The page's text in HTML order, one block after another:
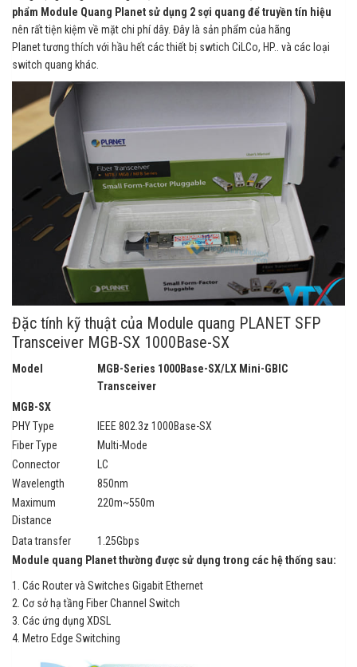
phẩm Module Quang Planet sử dụng 2 sợi quang để truyền tín hiệu
nên rất tiện kiệm về mặt chi phí dây. Đây là sản phẩm của hãng
Planet tương thích với hầu hết các thiết bị swtich CiLCo, HP.. và các loại
switch quang khác.
Đặc tính kỹ thuật của Module quang PLANET SFP
Transceiver MGB-SX 1000Base-SX
Model
MGB-Series 1000Base-SX/LX Mini-GBIC
Transceiver
MGB-SX
PHY Type
IEEE 802.3z 1000Base-SX
Fiber Type
Multi-Mode
Connector
LC
Wavelength
850nm
Maximum
Distance
220m~550m
Data transfer
1.25Gbps
Module quang Planet thường được sử dụng trong các hệ thống sau:
1. Các Router và Switches Gigabit Ethernet
2. Cơ sở hạ tầng Fiber Channel Switch
3. Các ứng dụng XDSL
4. Metro Edge Switching